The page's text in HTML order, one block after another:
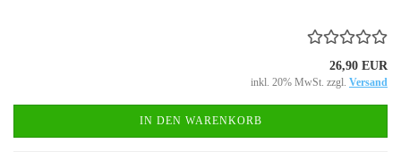
26,90 EUR
inkl. 20% MwSt. zzgl. Versand
IN DEN WARENKORB